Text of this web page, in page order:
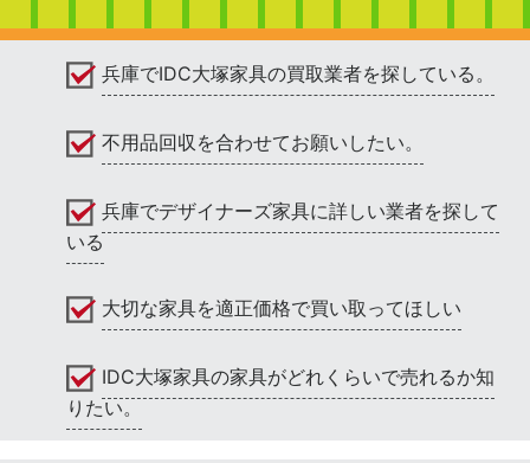
兵庫でIDC大塚家具の買取業者を探している。
不用品回収を合わせてお願いしたい。
兵庫でデザイナーズ家具に詳しい業者を探して
いる
大切な家具を適正価格で買い取ってほしい
IDC大塚家具の家具がどれくらいで売れるか知
りたい。